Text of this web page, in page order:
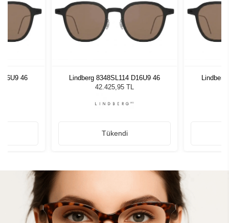
46
Lindberg 8348SL114 D16U9 46
42.425,95 TL
Tükendi